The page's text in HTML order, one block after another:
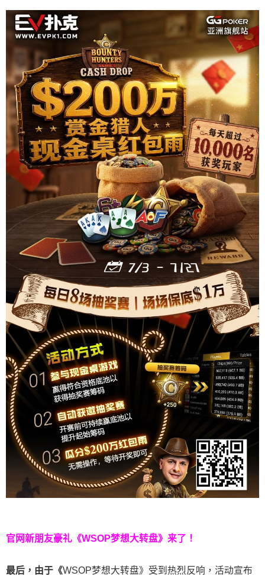
官网新朋友豪礼 《WSOP梦想大转盘》来了！
最后，由于《WSOP梦想大转盘》受到热烈反响，活动宣布